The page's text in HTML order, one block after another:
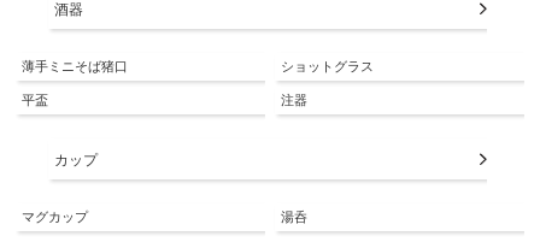
酒器
薄手ミニそば猪口
平盃
ショットグラス
注器
カップ
マグカップ 湯呑